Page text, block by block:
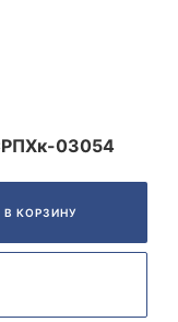
03054
В КОРЗИНУ